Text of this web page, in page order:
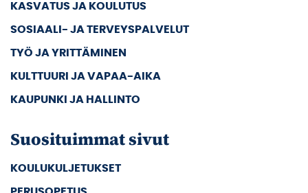
KASVATUS JA KOULUTUS
SOSIAALI- JA TERVEYSPALVELUT
TYÖ JA YRITTÄMINEN
KULTTUURI JA VAPAA-AIKA
KAUPUNKI JA HALLINTO
Suosituimmat sivut
KOULUKULJETUKSET